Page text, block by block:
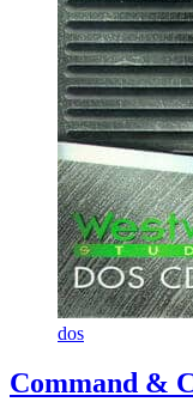
dos
Command &